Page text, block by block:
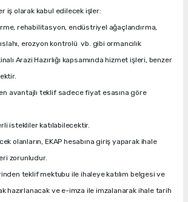
iş olarak kabul edilecek işler:
rehabilitasyon, endüstriyel ağaçlandırma,
erozyon kontrolü vb. gibi ormancılık
Arazi Hazırlığı kapsamında hizmet işleri, benzer
avantajlı teklif sadece fiyat esasına göre
istekliler katılabilecektir.
olanların, EKAP hesabına giriş yaparak ihale
zorunludur.
teklif mektubu ile ihaleye katılım belgesi ve
hazırlanacak ve e-imza ile imzalanarak ihale tarih